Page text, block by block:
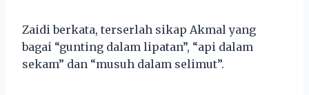
Zaidi berkata, terserlah sikap Akmal yang
bagai “gunting dalam lipatan”, “api dalam
sekam” dan “musuh dalam selimut”.